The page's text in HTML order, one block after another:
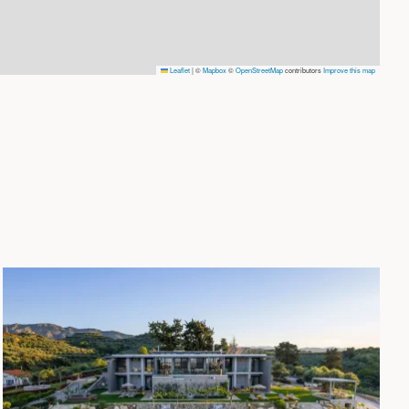
Leaflet|©Mapbox©OpenStreetMapcontributorsImprove this map